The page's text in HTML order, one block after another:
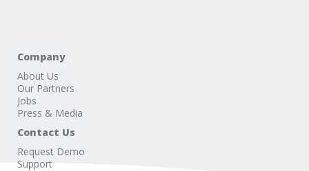
Company
About Us
Our Partners
Jobs
Press & Media
Contact Us
Request Demo
Support